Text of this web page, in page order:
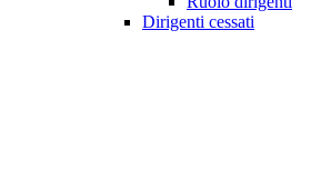
Dirigenti cessati